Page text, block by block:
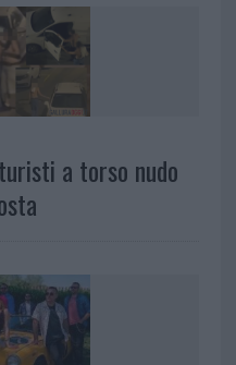
a torso nudo